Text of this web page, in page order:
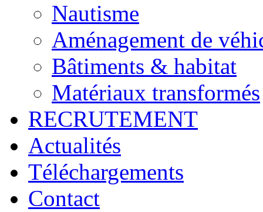
Nautisme
Aménagement de
Bâtiments & habitat
Matériaux transformés
RECRUTEMENT
Actualités
Téléchargements
Contact